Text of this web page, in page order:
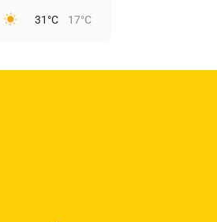
31°C 17°C